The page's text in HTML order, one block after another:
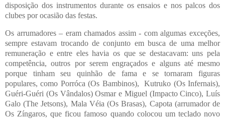
disposição dos instrumentos durante os ensaios e nos palcos dos
clubes por ocasião das festas.
Os arrumadores – eram chamados assim - com algumas exceções,
sempre estavam trocando de conjunto em busca de uma melhor
remuneração e entre eles havia os que se destacavam: uns pela
competência, outros por serem engraçados e alguns até mesmo
porque tinham seu quinhão de fama e se tornaram figuras
populares, como Porróca (Os Bambinos), Kutruko (Os Infernais),
Guéri-Guéri (Os Vândalos) Osmar e Miguel (Impacto Cinco), Luís
Galo (The Jetsons), Mala Véia (Os Brasas), Capota (arrumador de
Os Zíngaros, que ficou famoso quando colocou um teclado novo